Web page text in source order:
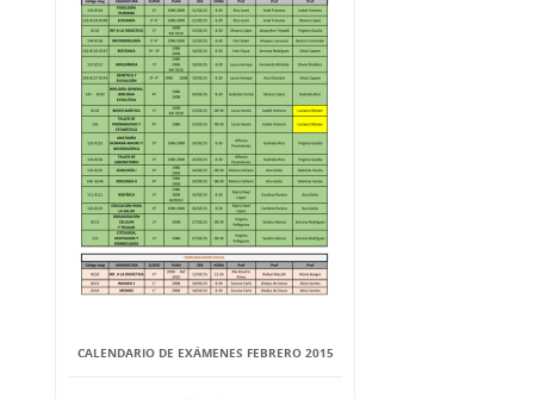
CALENDARIO DE EXÁMENES FEBRERO 2015